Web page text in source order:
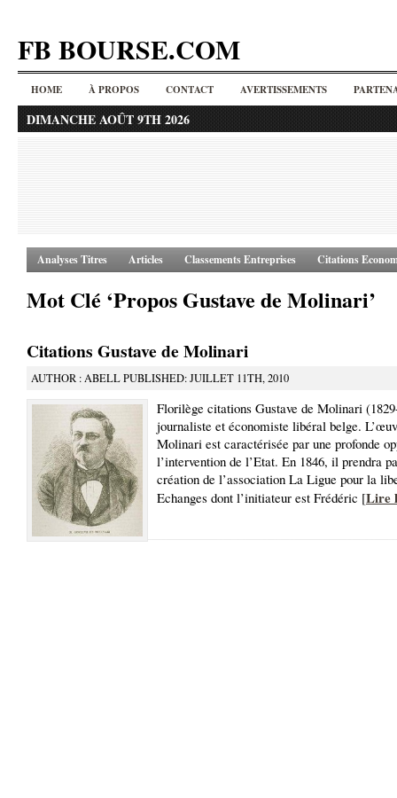
FB BOURSE.COM
HOME À PROPOS CONTACT AVERTISSEMENTS
DIMANCHE AOÛT 9TH 2026
Analyses Titres Articles Classements Entreprises Citations
Mot Clé ‘Propos Gustave de Molinari’
Citations Gustave de Molinari
AUTHOR : ABELL PUBLISHED: JUILLET 11TH, 2010
Florilège citations Gustave de Molinari
journaliste et économiste libéral belge.
Molinari est caractérisée par une profonde
l’intervention de l’Etat. En 1846, il prendra
création de l’association La Ligue pour la
Echanges dont l’initiateur est Frédéric [Lire